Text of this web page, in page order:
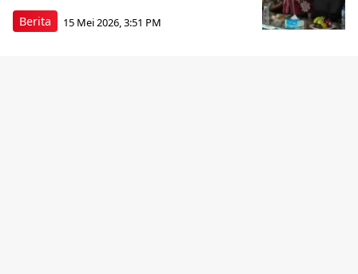
Berita 15 Mei 2026, 3:51 PM